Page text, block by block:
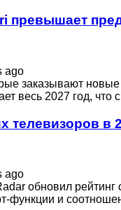
превышает
ago
заказывают
весь 2027 год, что
телевизоров в
ago
обновил
функции и